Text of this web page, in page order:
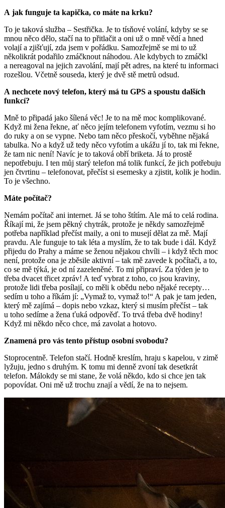
A jak funguje ta kapička, co máte na krku?
To je taková služba ‒ Sestřička. Je to tísňové volání, kdyby se se
mnou něco dělo, stačí na to přitlačit a oni už o mně vědí a hned
volají a zjišťují, zda jsem v pořádku. Samozřejmě se mi to už
několikrát podařilo zmáčknout náhodou. Ale kdybych to zmáčkl
a nereagoval na jejich zavolání, mají pět adres, na které tu informaci
rozešlou. Včetně souseda, který je dvě stě metrů odsud.
A nechcete nový telefon, který má tu GPS a spoustu dalších
funkcí?
Mně to připadá jako šílená věc! Je to na mě moc komplikované.
Když mi žena řekne, ať něco jejím telefonem vyfotím, vezmu si ho
do ruky a on se vypne. Nebo tam něco přeskočí, vyběhne nějaká
tabulka. No a když už tedy něco vyfotím a ukážu jí to, tak mi řekne,
že tam nic není! Navíc je to taková obří briketa. Já to prostě
nepotřebuju. I ten můj starý telefon má tolik funkcí, že jich potřebuju
jen čtvrtinu ‒ telefonovat, přečíst si esemesky a zjistit, kolik je hodin.
To je všechno.
Máte počítač?
Nemám počítač ani internet. Já se toho štítím. Ale má to celá rodina.
Říkají mi, že jsem pěkný chytrák, protože je někdy samozřejmě
potřeba například přečíst maily, a oni to musejí dělat za mě. Mají
pravdu. Ale funguje to tak léta a myslím, že to tak bude i dál. Když
přijedu do Prahy a máme se ženou nějakou chvíli – i když těch moc
není, protože ona je zběsile aktivní – tak mě zavede k počítači, a to,
co se mě týká, je od ní zazeleněné. To mi připraví. Za týden je to
třeba dvacet třicet zpráv! A teď vybrat z toho, co jsou kraviny,
protože lidi třeba posílají, co měli k obědu nebo nějaké recepty…
sedím u toho a říkám jí: „Vymaž to, vymaž to!“ A pak je tam jeden,
který mě zajímá – dopis nebo vzkaz, který si musím přečíst – tak
u toho sedíme a žena ťuká odpověď. To trvá třeba dvě hodiny!
Když mi někdo něco chce, má zavolat a hotovo.
Znamená pro vás tento přístup osobní svobodu?
Stoprocentně. Telefon stačí. Hodně kreslím, hraju s kapelou, v zimě
lyžuju, jedno s druhým. K tomu mi denně zvoní tak desetkrát
telefon. Málokdy se mi stane, že volá někdo, kdo si chce jen tak
popovídat. Oni mě už trochu znají a vědí, že na to nejsem.